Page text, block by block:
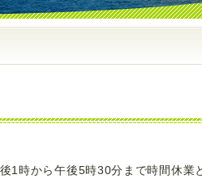
1時から午後5時30分まで時間休業